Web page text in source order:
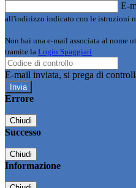
E-
all'indirizzo indicato con le istruzioni
Non hai una e-mail associata al nome
tramite la Login Spaggiari
E-mail inviata, si prega di
Errore
Chiudi
Successo
Chiudi
Informazione